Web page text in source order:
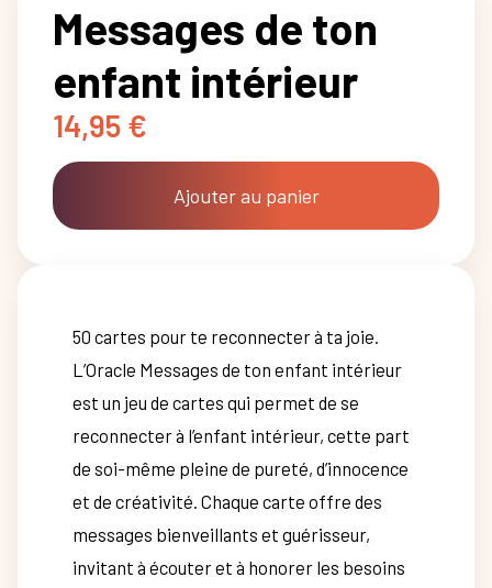
Messages de ton
enfant intérieur
14,95 €
Ajouter au panier
50 cartes pour te reconnecter à ta joie.
L’Oracle Messages de ton enfant intérieur
est un jeu de cartes qui permet de se
reconnecter à l’enfant intérieur, cette part
de soi-même pleine de pureté, d’innocence
et de créativité. Chaque carte offre des
messages bienveillants et guérisseur,
invitant à écouter et à honorer les besoins